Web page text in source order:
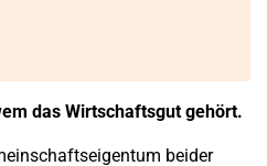
das Wirtschaftsgut gehört.
beider